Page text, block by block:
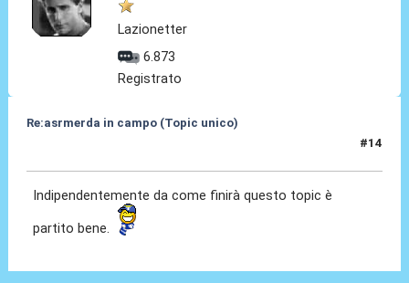
Lazionetter
6.873
Registrato
Re:asrmerda in campo (Topic unico)
#14
Indipendentemente da come finirà questo topic è
partito bene.